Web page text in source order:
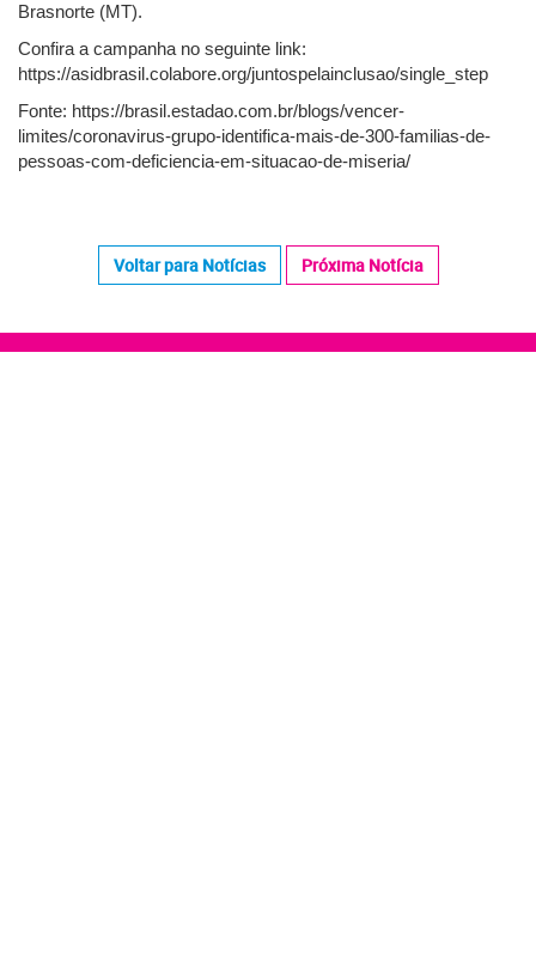
Brasnorte (MT).
Confira a campanha no seguinte link:
https://asidbrasil.colabore.org/juntospelainclusao/single_step
Fonte: https://brasil.estadao.com.br/blogs/vencer-
limites/coronavirus-grupo-identifica-mais-de-300-familias-de-
pessoas-com-deficiencia-em-situacao-de-miseria/
Voltar para Notícias Próxima Notícia